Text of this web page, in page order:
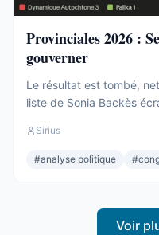
Provinciales 2026 :
gouverner
Le résultat est tombé,
liste de Sonia Backès
pulvérisée, le centre
de-marée, et le mot,
Sirius
#analyse politique #
Voir